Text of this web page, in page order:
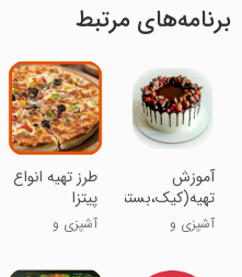
برنامه‌های مرتبط
آموزش
تهیه(کیک،بستنی،دسر)
آشپزی و
طرز تهیه انواع
پیتزا
آشپزی و